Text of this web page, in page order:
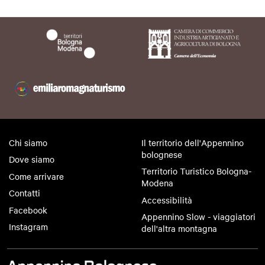
Chi siamo
Dove siamo
Come arrivare
Contatti
Facebook
Instagram
Il territorio dell'Appennino
bolognese
Territorio Turistico Bologna-
Modena
Accessibilità
Appennino Slow - viaggiatori
dell'altra montagna